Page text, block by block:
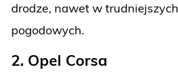
drodze, nawet w
pogodowych.
2. Opel Corsa